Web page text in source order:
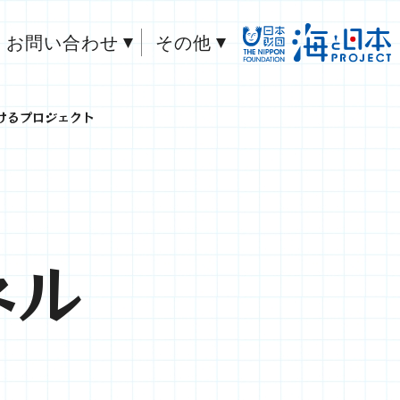
お問い合わせ その他
プロジェクト
ル